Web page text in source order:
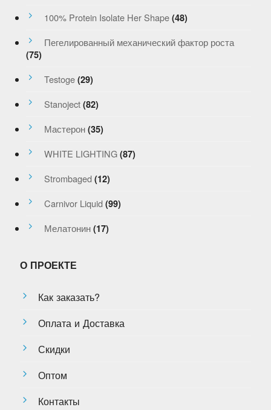
100% Protein Isolate Her Shape (48)
Пегелированный механический фактор роста
(75)
Testoge (29)
Stanoject (82)
Мастерон (35)
WHITE LIGHTING (87)
Strombaged (12)
Carnivor Liquid (99)
Мелатонин (17)
О ПРОЕКТЕ
Как заказать?
Оплата и Доставка
Скидки
Оптом
Контакты